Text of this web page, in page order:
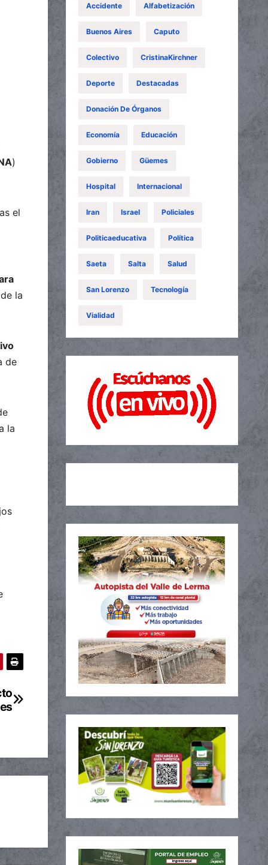
)
el
la
de
la
Accidente Alfabetización
Buenos Aires Caputo
Colectivo CristinaKirchner
Deporte Destacadas
Donación De Órganos
Economía Educación
Gobierno Güemes
Hospital Internacional
Iran Israel Policiales
Politicaeducativa Política
Saeta Salta Salud
San Lorenzo Tecnología
Vialidad